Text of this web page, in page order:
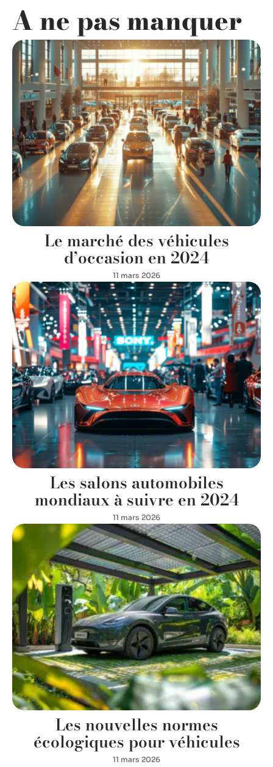
A ne pas manquer
Le marché des véhicules
d’occasion en 2024
11 mars 2026
Les salons automobiles
mondiaux à suivre en 2024
11 mars 2026
Les nouvelles normes
écologiques pour véhicules
11 mars 2026